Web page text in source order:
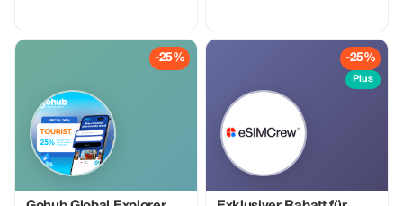
• Gültig bis 15.10.2026
-25% -25%
Plus